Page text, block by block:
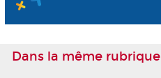
Dans la même rubrique